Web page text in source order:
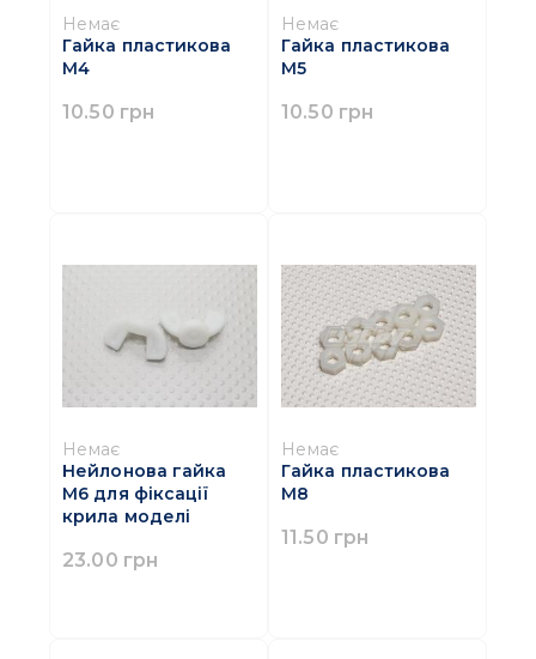
Немає
Гайка пластикова
М4
10.50 грн
Немає
Гайка пластикова
М5
10.50 грн
Немає
Нейлонова гайка
М6 для фіксації
крила моделі
23.00 грн
Немає
Гайка пластикова
М8
11.50 грн